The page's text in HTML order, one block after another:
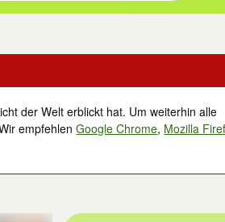
der Welt erblickt hat. Um weiterhin alle
empfehlenGoogle Chrome, Mozilla